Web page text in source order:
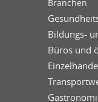
Branchen
Bildungs-
Büros und